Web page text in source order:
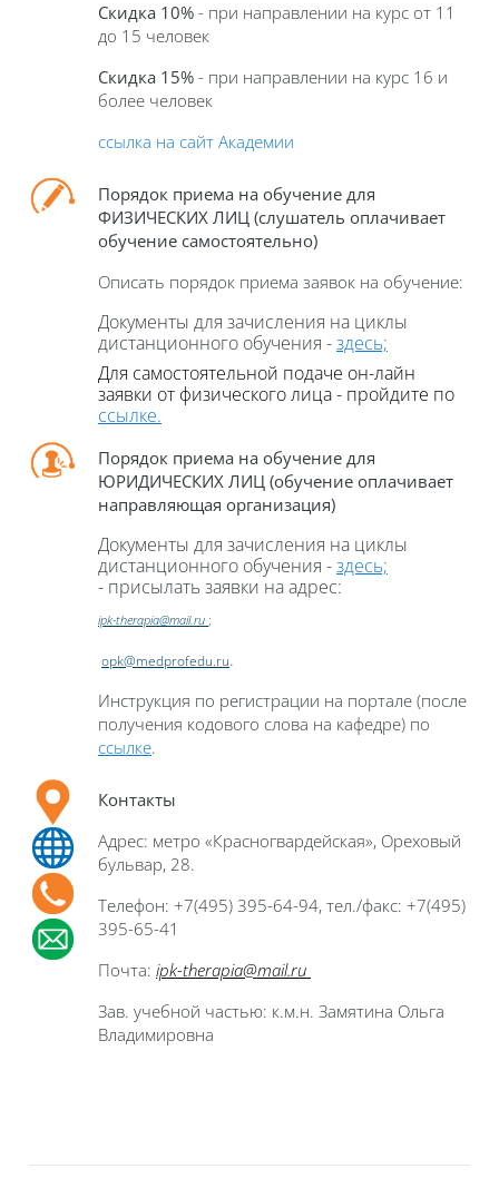
Скидка 10% - при направлении на курс от 11
до 15 человек
Скидка 15% - при направлении на курс 16 и
более человек
ссылка на сайт Академии
Порядок приема на обучение для
ФИЗИЧЕСКИХ ЛИЦ (слушатель оплачивает
обучение самостоятельно)
Описать порядок приема заявок на обучение:
Документы для зачисления на циклы
дистанционного обучения -здесь;
Для самостоятельной подаче он-лайн
заявки от физического лица- пройдите по
ссылке.
Порядок приема на обучение для
ЮРИДИЧЕСКИХ ЛИЦ (обучение оплачивает
направляющая организация)
Документы для зачисления на циклы
дистанционного обучения -здесь;
- присылать заявки на адрес:
ipk-­therapia@mail.ru ;
opk@medprofedu.ru.
Инструкция по регистрации на портале (после
получения кодового слова на кафедре) по
ссылке.
Контакты
Адрес: метро «Красногвардейская», Ореховый
бульвар, 28.
Телефон: +7(495) 395-64-94, тел./факс: +7(495)
395-65-41
Почта: ipk-­therapia@mail.ru
Зав. учебной частью: к.м.н. Замятина Ольга
Владимировна